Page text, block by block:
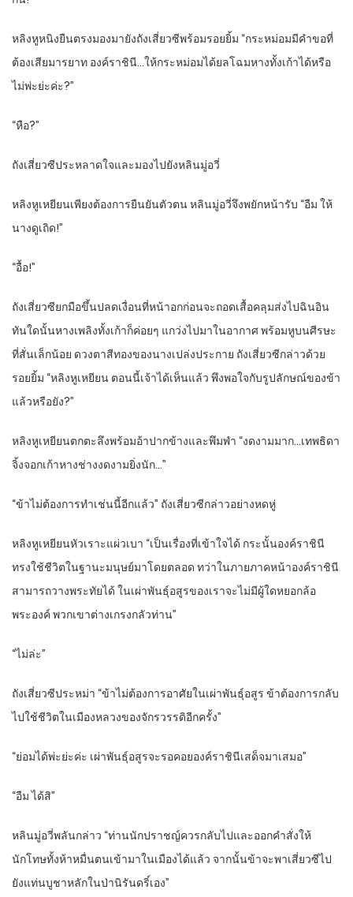
หลิงหูหนิงยืนตรงมองมายังถังเสี่ยวซีพร้อมรอยยิ้ม “กระหม่อมมีคำขอที่
ต้องเสียมารยาท องค์ราชินี…ให้กระหม่อมได้ยลโฉมหางทั้งเก้าได้หรือ
ไม่พ่ะย่ะค่ะ?”
“หือ?”
ถังเสี่ยวซีประหลาดใจและมองไปยังหลินมู่อวี่
หลิงหูเหยียนเพียงต้องการยืนยันตัวตน หลินมู่อวี่จึงพยักหน้ารับ “อืม ให้
นางดูเถิด!”
“อื้อ!”
ถังเสี่ยวซียกมือขึ้นปลดเงื่อนที่หน้าอกก่อนจะถอดเสื้อคลุมส่งไปฉินอิน
ทันใดนั้นหางเพลิงทั้งเก้าก็ค่อยๆ แกว่งไปมาในอากาศ พร้อมหูบนศีรษะ
ที่สั่นเล็กน้อย ดวงตาสีทองของนางเปล่งประกาย ถังเสี่ยวซีกล่าวด้วย
รอยยิ้ม “หลิงหูเหยียน ตอนนี้เจ้าได้เห็นแล้ว พึงพอใจกับรูปลักษณ์ของข้า
แล้วหรือยัง?”
หลิงหูเหยียนตกตะลึงพร้อมอ้าปากข้างและพึมพำ “งดงามมาก…เทพธิดา
จิ้งจอกเก้าหางช่างงดงามยิ่งนัก…”
“ข้าไม่ต้องการทำเช่นนี้อีกแล้ว” ถังเสี่ยวซีกล่าวอย่างหดหู่
หลิงหูเหยียนหัวเราะแผ่วเบา “เป็นเรื่องที่เข้าใจได้ กระนั้นองค์ราชินี
ทรงใช้ชีวิตในฐานะมนุษย์มาโดยตลอด ทว่าในภายภาคหน้าองค์ราชินี
สามารถวางพระทัยได้ ในเผ่าพันธุ์อสูรของเราจะไม่มีผู้ใดหยอกล้อ
พระองค์ พวกเขาต่างเกรงกลัวท่าน”
“ไม่ล่ะ”
ถังเสี่ยวซีประหม่า “ข้าไม่ต้องการอาศัยในเผ่าพันธุ์อสูร ข้าต้องการกลับ
ไปใช้ชีวิตในเมืองหลวงของจักรวรรดิอีกครั้ง”
“ย่อมได้พ่ะย่ะค่ะ เผ่าพันธุ์อสูรจะรอคอยองค์ราชินีเสด็จมาเสมอ”
“อืม ได้สิ”
หลินมู่อวี่พลันกล่าว “ท่านนักปราชญ์ควรกลับไปและออกคำสั่งให้
นักโทษทั้งห้าหมื่นตนเข้ามาในเมืองได้แล้ว จากนั้นข้าจะพาเสี่ยวซีไป
ยังแท่นบูชาหลักในป่านิรันดริ์เอง”